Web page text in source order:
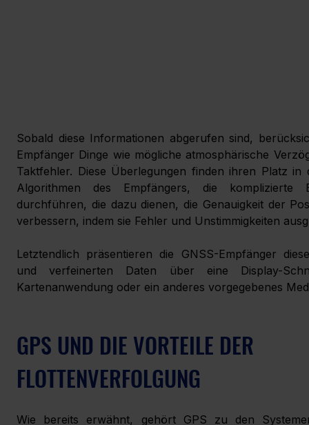
Sobald diese Informationen abgerufen sind,
Empfänger Dinge wie mögliche atmosphärische
Taktfehler. Diese Überlegungen finden ihren Platz in
Algorithmen des Empfängers, die komplizierte
durchführen, die dazu dienen, die Genauigkeit der
verbessern, indem sie Fehler und Unstimmigkeiten
Letztendlich präsentieren die GNSS-Empfänger
und verfeinerten Daten über eine Display-
Kartenanwendung oder ein anderes vorgegebenes
GPS UND DIE VORTEILE DER
FLOTTENVERFOLGUNG
Wie bereits erwähnt, gehört GPS zu den